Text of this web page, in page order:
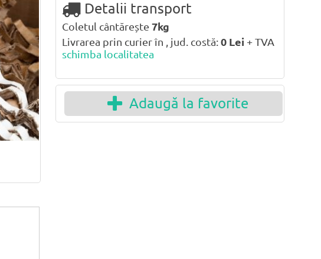
Detalii transport
Coletul cântărește 7kg
Livrarea prin curier în , jud. costă: 0 Lei + TVA
schimba localitatea
Adaugă la favorite